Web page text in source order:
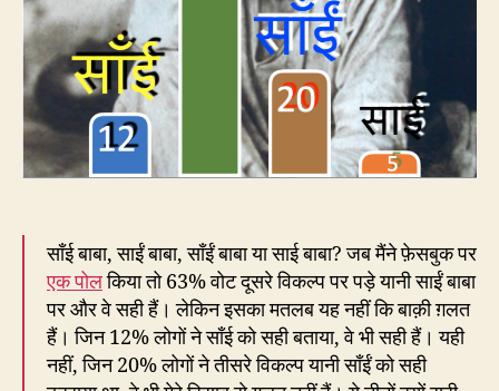
साँई बाबा, साईं बाबा, साँईं बाबा या साई बाबा? जब मैंने फ़ेसबुक पर
एक पोलकिया तो 63% वोट दूसरे विकल्प पर पड़े यानी साईं बाबा
पर और वे सही हैं। लेकिन इसका मतलब यह नहीं कि बाक़ी ग़लत
हैं। जिन 12% लोगों ने साँई को सही बताया, वे भी सही हैं। यही
नहीं, जिन 20% लोगों ने तीसरे विकल्प यानी साँईं को सही